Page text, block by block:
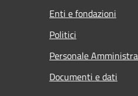
Enti e fondazioni
Politici
Personale
Documenti e dati